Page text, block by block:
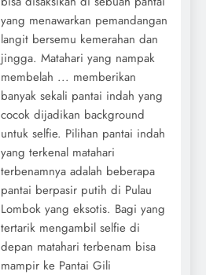
yang menawarkan pemandangan
langit bersemu kemerahan dan
jingga. Matahari yang nampak
membelah ... memberikan
banyak sekali pantai indah yang
cocok dijadikan background
untuk selfie. Pilihan pantai indah
yang terkenal matahari
terbenamnya adalah beberapa
pantai berpasir putih di Pulau
Lombok yang eksotis. Bagi yang
tertarik mengambil selfie di
depan matahari terbenam bisa
mampir ke Pantai Gili